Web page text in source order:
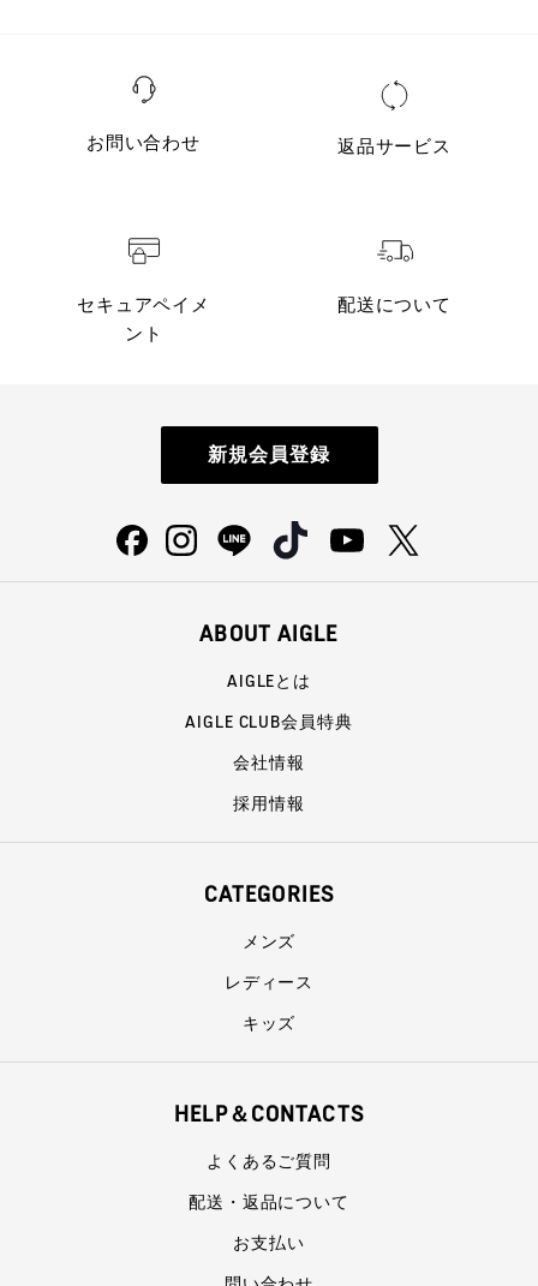
お問い合わせ 返品サービス
セキュアペイメ
ント
配送について
新規会員登録
ABOUT AIGLE
AIGLEとは
AIGLE CLUB会員特典
会社情報
採用情報
CATEGORIES
メンズ
レディース
キッズ
HELP＆CONTACTS
よくあるご質問
配送・返品について
お支払い